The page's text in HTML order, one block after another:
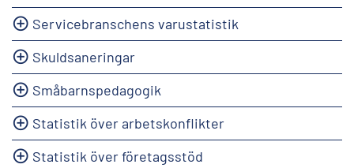
Servicebranschens varustatistik
Skuldsaneringar
Småbarnspedagogik
Statistik över arbetskonflikter
Statistik över företagsstöd